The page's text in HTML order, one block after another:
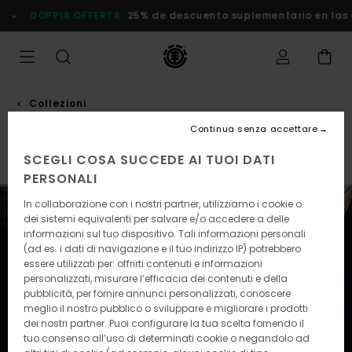
alla
selezione
griglie
25% de descuento suplementario en las Ofertas Risparmia
Collezioni
Element x Timber! Element x Gabriel Alcala
SCEGLI COSA SUCCEDE AI TUOI DATI
PERSONALI
In collaborazione con i nostri partner, utilizziamo i cookie o
dei sistemi equivalenti per salvare e/o accedere a delle
informazioni sul tuo dispositivo. Tali informazioni personali
(ad es. i dati di navigazione e il tuo indirizzo IP) potrebbero
essere utilizzati per: offrirti contenuti e informazioni
personalizzati, misurare l’efficacia dei contenuti e della
pubblicità, per fornire annunci personalizzati, conoscere
meglio il nostro pubblico o sviluppare e migliorare i prodotti
dei nostri partner. Puoi configurare la tua scelta fornendo il
tuo consenso all’uso di determinati cookie o negandolo ad
Continua senza accettare